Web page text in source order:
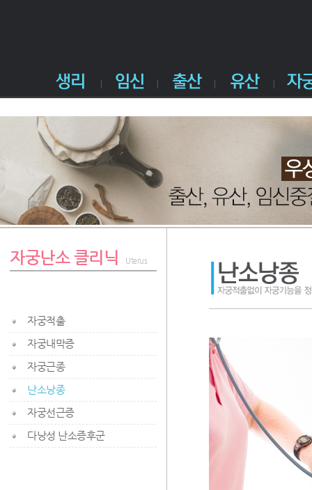
자궁난소 클리닉 Uterus
자궁적출
자궁내막증
자궁근종
난소낭종
자궁선근증
다낭성 난소증후군